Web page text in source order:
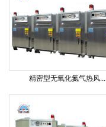
精密型无氧化氮气热风...